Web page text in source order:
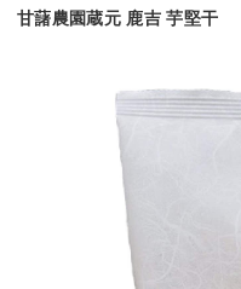
甘藷農園蔵元 鹿吉 芋堅干